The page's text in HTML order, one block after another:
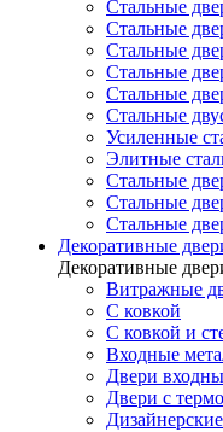
Стальные
Стальные
Стальные
Стальные
Стальные
Стальные
Усиленные
Элитные
Стальные
Стальные
Стальные
Декоративные
Декоративные
Витражные
С ковкой
С ковкой и
Входные
Двери
Двери с